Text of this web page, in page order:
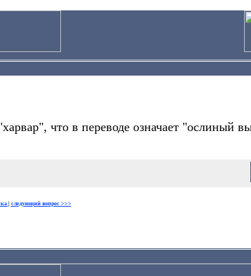
что в переводе означает "ослиный
следующий вопрос >>>